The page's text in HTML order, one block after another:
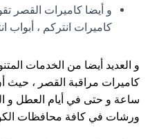
و أيضا كاميرات القصر
كاميرات انتركم ،
و العديد أيضا من الخدمات
ساعة و حتى في أيام العطل و
ورشات في كافة محافظات